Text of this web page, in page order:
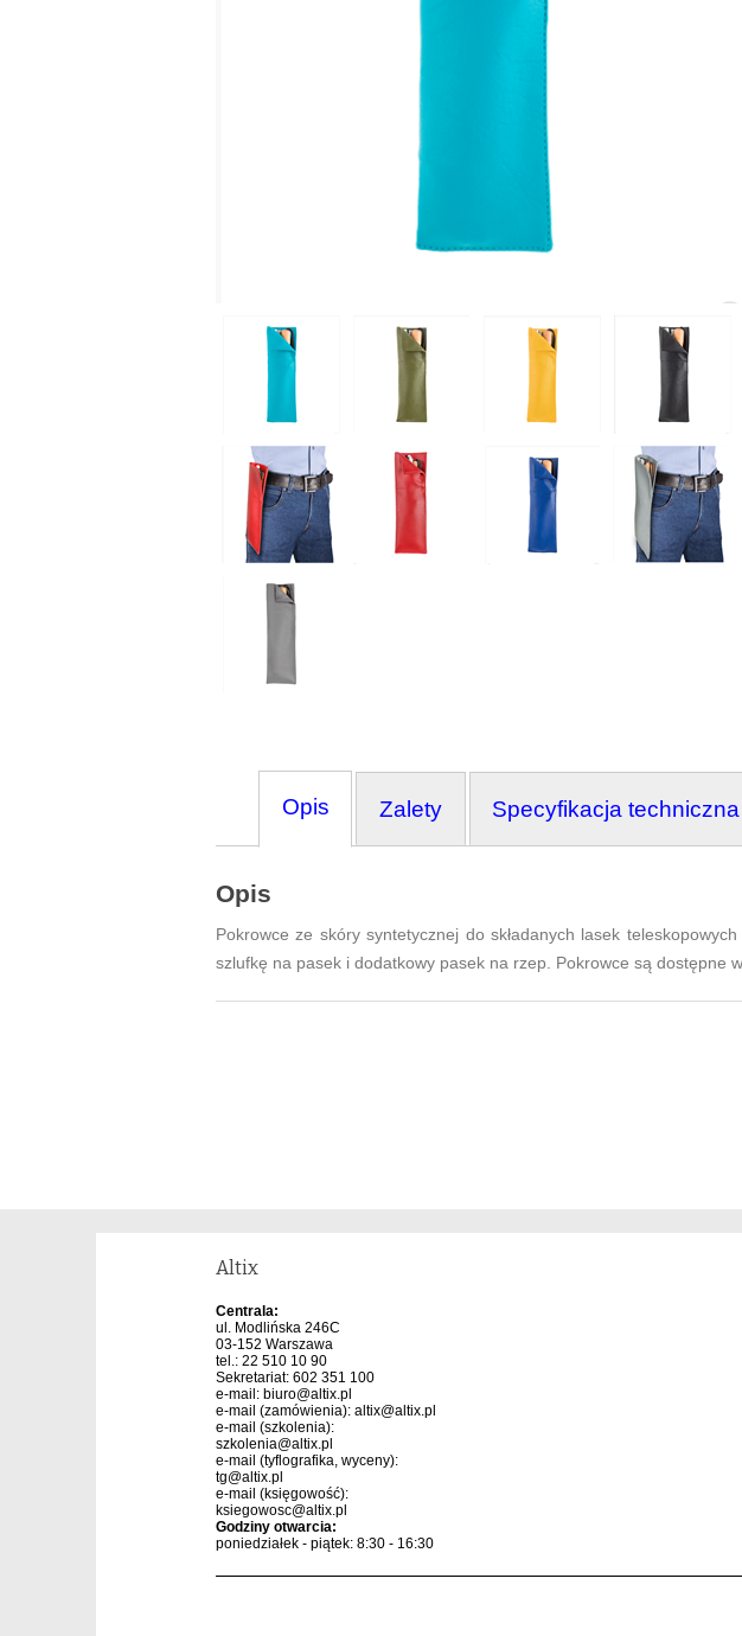
Opis Zalety Specyfikacja techniczna
Opis
Pokrowce ze skóry syntetycznej do składanych lasek
szlufkę na pasek i dodatkowy pasek na rzep. Pokrowce są dostępne
Altix
Centrala:
ul. Modlińska 246C
03-152 Warszawa
tel.: 22 510 10 90
Sekretariat: 602 351 100
e-mail: biuro@altix.pl
e-mail (zamówienia): altix@altix.pl
e-mail (szkolenia):
szkolenia@altix.pl
e-mail (tyflografika, wyceny):
tg@altix.pl
e-mail (księgowość):
ksiegowosc@altix.pl
Godziny otwarcia:
poniedziałek - piątek: 8:30 - 16:30